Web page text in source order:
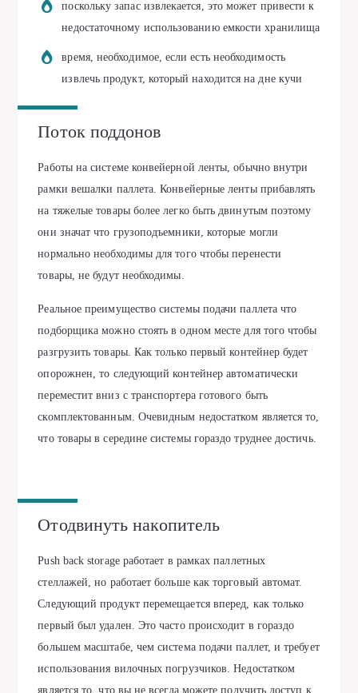
поскольку запас извлекается, это может привести к
недостаточному использованию емкости хранилища
время, необходимое, если есть необходимость
извлечь продукт, который находится на дне кучи
Поток поддонов
Работы на системе конвейерной ленты, обычно внутри
рамки вешалки паллета. Конвейерные ленты прибавлять
на тяжелые товары более легко быть двинутым поэтому
они значат что грузоподъемники, которые могли
нормально необходимы для того чтобы перенести
товары, не будут необходимы.
Реальное преимущество системы подачи паллета что
подборщика можно стоять в одном месте для того чтобы
разгрузить товары. Как только первый контейнер будет
опорожнен, то следующий контейнер автоматически
переместит вниз с транспортера готового быть
скомплектованным. Очевидным недостатком является то,
что товары в середине системы гораздо труднее достичь.
Отодвинуть накопитель
Push back storage работает в рамках паллетных
стеллажей, но работает больше как торговый автомат.
Следующий продукт перемещается вперед, как только
первый был удален. Это часто происходит в гораздо
большем масштабе, чем система подачи паллет, и требует
использования вилочных погрузчиков. Недостатком
является то, что вы не всегда можете получить доступ к